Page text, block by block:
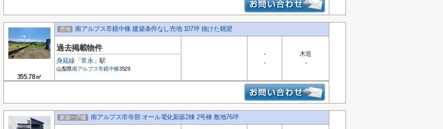
355.78㎡
売地 南アルプス市鏡中條 建築条件なし売地 107坪 抜けた眺望
過去掲載物件
身延線 「常永 」駅
山梨県南アルプス市鏡中條3529
-
-
木造
-
新築一戸建 南アルプス市寺部 オール電化新築2棟 2号棟 敷地76坪